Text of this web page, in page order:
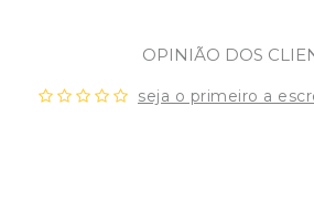
OPINIÃO DOS
seja o primeiro a